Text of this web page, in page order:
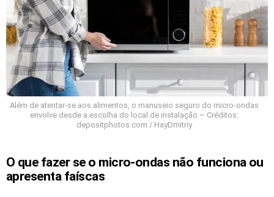
Além de atentar-se aos alimentos, o manuseio seguro do micro-ondas
envolve desde a escolha do local de instalação – Créditos:
depositphotos.com / HayDmitriy
O que fazer se o micro-ondas não funciona ou
apresenta faíscas